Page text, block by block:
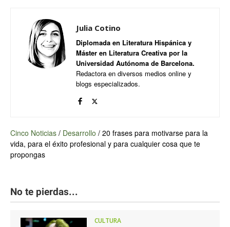
Julia Cotino
Diplomada en Literatura Hispánica y
Máster en Literatura Creativa por la
Universidad Autónoma de Barcelona.
Redactora en diversos medios online y
blogs especializados.
Cinco Noticias / Desarrollo / 20 frases para motivarse para la
vida, para el éxito profesional y para cualquier cosa que te
propongas
No te pierdas...
CULTURA